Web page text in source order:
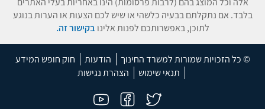
בלבד. אם נתקלתם בבעיה כלשהי או שיש לכם הצעות או הערות בנוגע
לתוכן, באפשרותכם לפנות אלינו בקישור זה.
© כל הזכויות שמורות למשרד החינוך הודעות
חוק חופש המידע
תנאי שימוש
הצהרת נגישות